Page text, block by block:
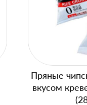
Пряные
вкусом